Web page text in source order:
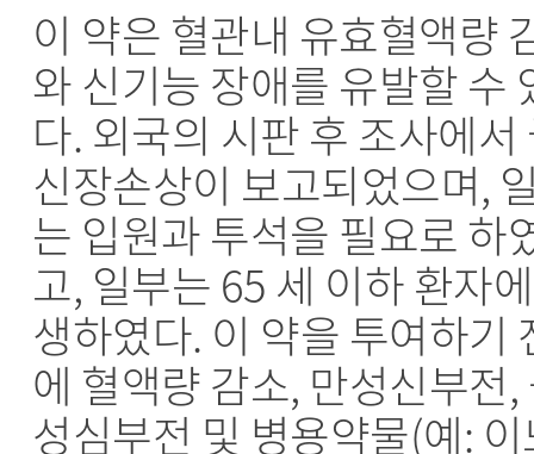
이 약은 혈관내 유효혈액량
와 신기능 장애를 유발할 수
다. 외국의 시판 후 조사에서
신장손상이 보고되었으며,
는 입원과 투석을 필요로 하
고, 일부는 65 세 이하 환자
생하였다. 이 약을 투여하기
에 혈액량 감소, 만성신부전,
성심부전 및 병용약물(예: